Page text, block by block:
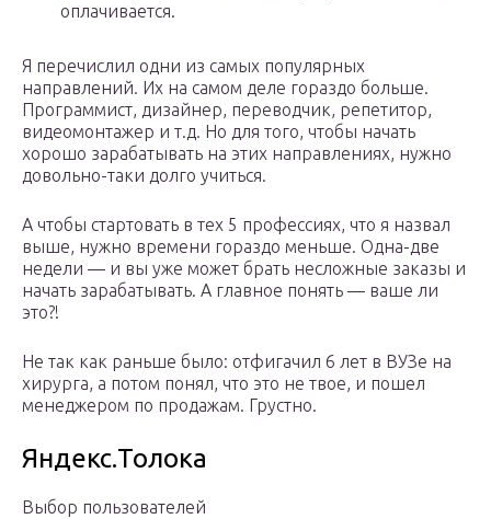
оплачивается.
Я перечислил одни из самых популярных
направлений. Их на самом деле гораздо больше.
Программист, дизайнер, переводчик, репетитор,
видеомонтажер и т.д. Но для того, чтобы начать
хорошо зарабатывать на этих направлениях, нужно
довольно-таки долго учиться.
А чтобы стартовать в тех 5 профессиях, что я назвал
выше, нужно времени гораздо меньше. Одна-две
недели — и вы уже может брать несложные заказы и
начать зарабатывать. А главное понять — ваше ли
это?!
Не так как раньше было: отфигачил 6 лет в ВУЗе на
хирурга, а потом понял, что это не твое, и пошел
менеджером по продажам. Грустно.
Яндекс.Толока
Выбор пользователей